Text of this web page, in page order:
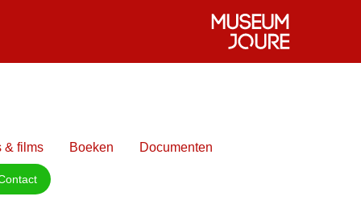
& films Boeken Documenten